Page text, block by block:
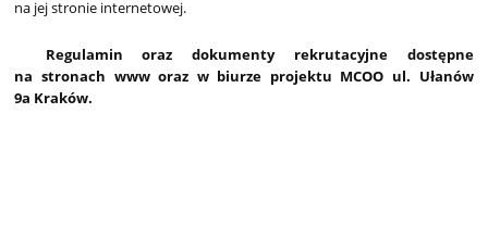
na jej stronie internetowej.
Regulamin oraz dokumenty rekrutacyjne dostępne
na stronach www oraz w biurze projektu MCOO ul. Ułanów
9a Kraków.